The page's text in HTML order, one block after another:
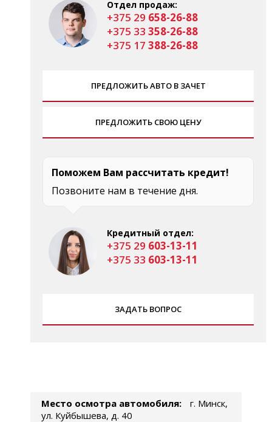
Отдел продаж:
+375 29 658-26-88
+375 33 358-26-88
+375 17 388-26-88
ПРЕДЛОЖИТЬ АВТО В ЗАЧЕТ
ПРЕДЛОЖИТЬ СВОЮ ЦЕНУ
Поможем Вам рассчитать кредит!
Позвоните нам в течение дня.
Кредитный отдел:
+375 29 603-13-11
+375 33 603-13-11
ЗАДАТЬ ВОПРОС
Место осмотра автомобиля:
г. Минск,
ул. Куйбышева, д. 40